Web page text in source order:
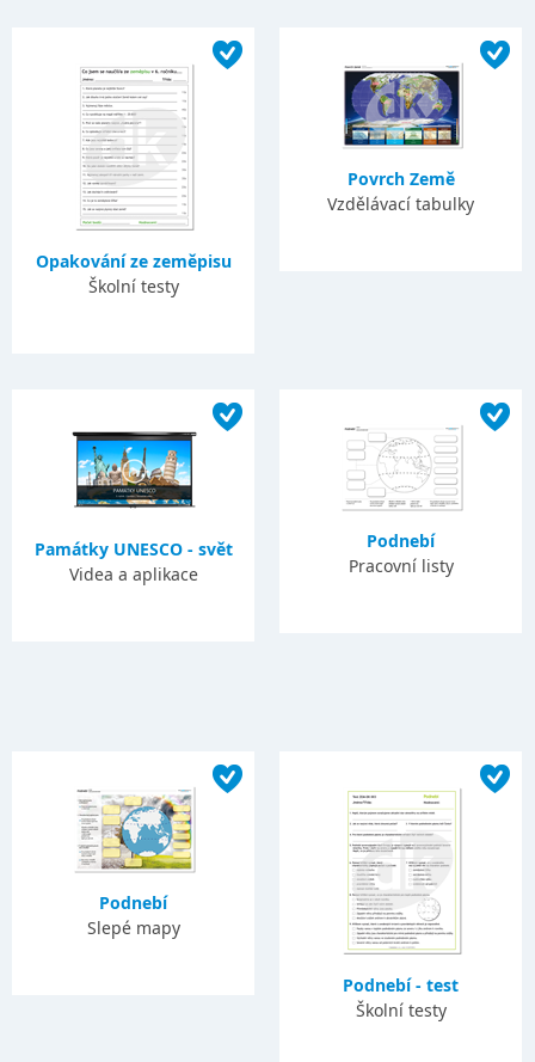
Opakování ze zeměpisu
Školní testy
Povrch Země
Vzdělávací tabulky
Památky UNESCO - svět
Videa a aplikace
Podnebí
Pracovní listy
Podnebí
Slepé mapy
Podnebí - test
Školní testy